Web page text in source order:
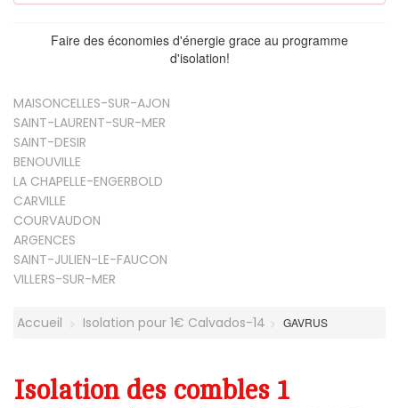
Faire des économies d'énergie grace au programme
d'isolation!
MAISONCELLES-SUR-AJON
SAINT-LAURENT-SUR-MER
SAINT-DESIR
BENOUVILLE
LA CHAPELLE-ENGERBOLD
CARVILLE
COURVAUDON
ARGENCES
SAINT-JULIEN-LE-FAUCON
VILLERS-SUR-MER
Accueil Isolation pour 1€ Calvados-14 GAVRUS
Isolation des combles 1